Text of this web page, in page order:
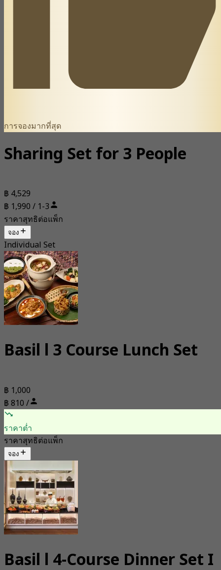
การจองมากที่สุด
Sharing Set for 3 People
฿ 4,529
฿ 1,990 / 1-3
ราคาสุทธิต่อแพ็ก
จอง
Individual Set
Basil l 3 Course Lunch Set
฿ 1,000
฿ 810 /
ราคาต่ำ
ราคาสุทธิต่อแพ็ก
จอง
Basil l 4-Course Dinner Set I